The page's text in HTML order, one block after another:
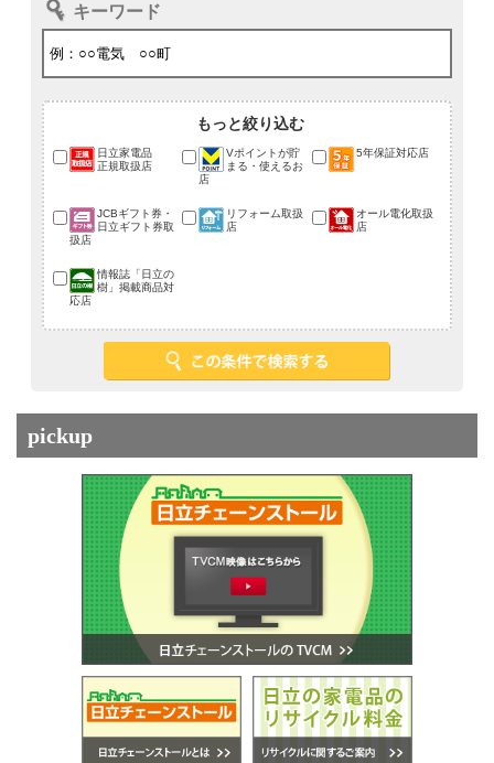
キーワード
もっと絞り込む
日立家電品
正規取扱店
Vポイントが貯
まる・使えるお
店
5年保証対応店
JCBギフト券・
日立ギフト券取
扱店
リフォーム取扱
店
オール電化取扱
店
情報誌「日立の
樹」掲載商品対
応店
pickup